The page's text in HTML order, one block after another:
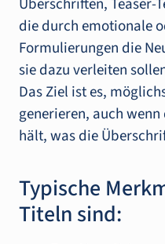
die durch emotionale
Formulierungen die
sie dazu verleiten
Das Ziel ist es,
generieren, auch
hält, was die
Typische
Titeln sind: